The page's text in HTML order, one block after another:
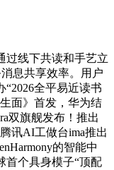
线下共读和手艺立
息共享效率。用户
全平易近读书
面》首发，华为结
双旗舰发布！推出
讯AI工做台ima推出
的智能中
首个具身模子“顶配